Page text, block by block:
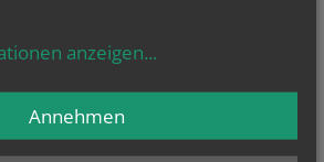
(weitereInfos...)
Infos...)und
Infos...)
anzeigen...
Annehmen